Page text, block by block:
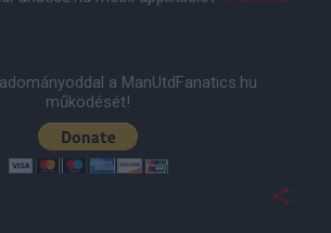
a ManUtdFanatics.hu
működését!